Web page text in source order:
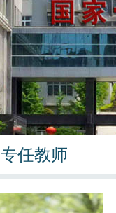
专任教师